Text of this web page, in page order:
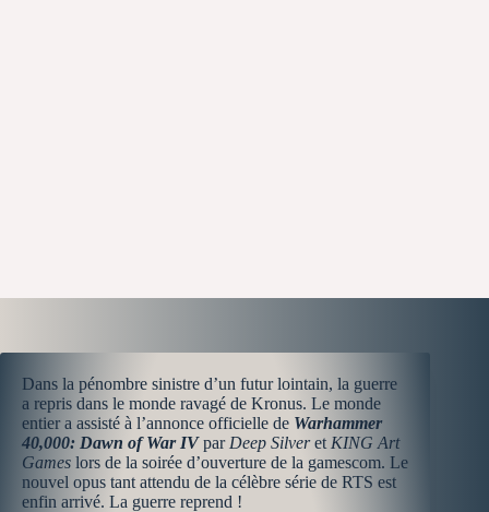
Dans la pénombre sinistre d’un futur lointain, la guerre
a repris dans le monde ravagé de Kronus. Le monde
entier a assisté à l’annonce officielle de Warhammer
40,000: Dawn of War IVpar Deep Silveret KING Art
Games lors de la soirée d’ouverture de la gamescom. Le
nouvel opus tant attendu de la célèbre série de RTS est
enfin arrivé. La guerre reprend !